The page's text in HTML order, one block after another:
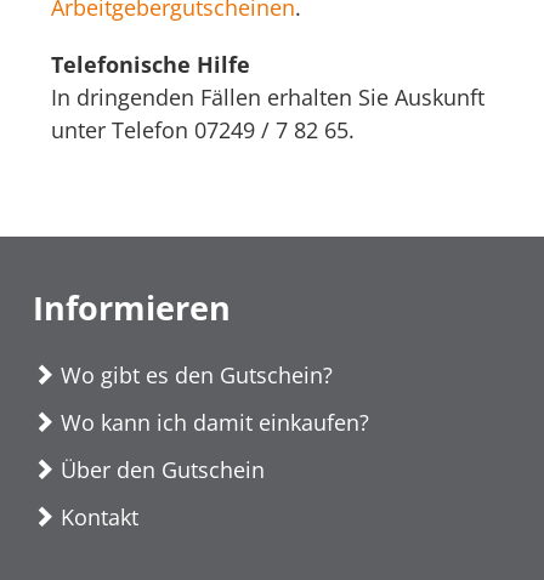
Arbeitgebergutscheinen.
Telefonische Hilfe
In dringenden Fällen erhalten Sie Auskunft
unter Telefon 07249 / 7 82 65.
Informieren
Wo gibt es den Gutschein?
Wo kann ich damit einkaufen?
Über den Gutschein
Kontakt